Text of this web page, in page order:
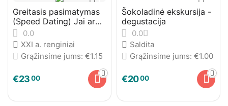
Greitasis pasimatymas
(Speed Dating) Jai ar
Jam0.0
XXI a. renginiai
Grąžinsime jums: €1.15
€2300
Šokoladinė ekskursija -
degustacija
0.0
Saldita
Grąžinsime jums: €1.00
€2000